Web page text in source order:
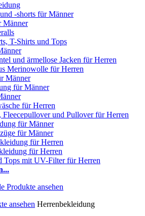
-shorts für Männer
Männer
T-Shirts und Tops
und ärmellose Jacken für Herren
Merinowolle für Herren
Männer
für Männer
für Herren
Fleecepullover und Pullover für Herren
für Männer
für Männer
für Herren
für Herren
Tops mit UV-Filter für Herren
ansehen Herrenbekleidung